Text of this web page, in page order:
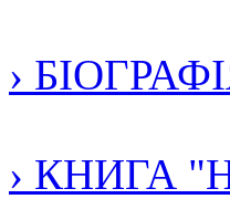
›
› КНИГА